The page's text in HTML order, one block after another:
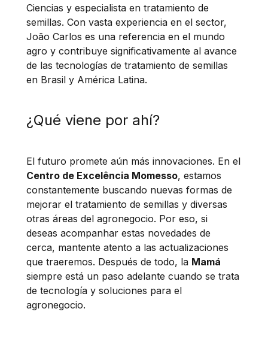
Ciencias y especialista en tratamiento de
semillas. Con vasta experiencia en el sector,
João Carlos es una referencia en el mundo
agro y contribuye significativamente al avance
de las tecnologías de tratamiento de semillas
en Brasil y América Latina.
¿Qué viene por ahí?
El futuro promete aún más innovaciones. En el
Centro de Excelência Momesso, estamos
constantemente buscando nuevas formas de
mejorar el tratamiento de semillas y diversas
otras áreas del agronegocio. Por eso, si
deseas acompanhar estas novedades de
cerca, mantente atento a las actualizaciones
que traeremos. Después de todo, la Mamá
siempre está un paso adelante cuando se trata
de tecnología y soluciones para el
agronegocio.